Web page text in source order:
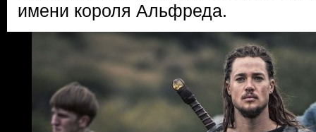
имени короля Альфреда.